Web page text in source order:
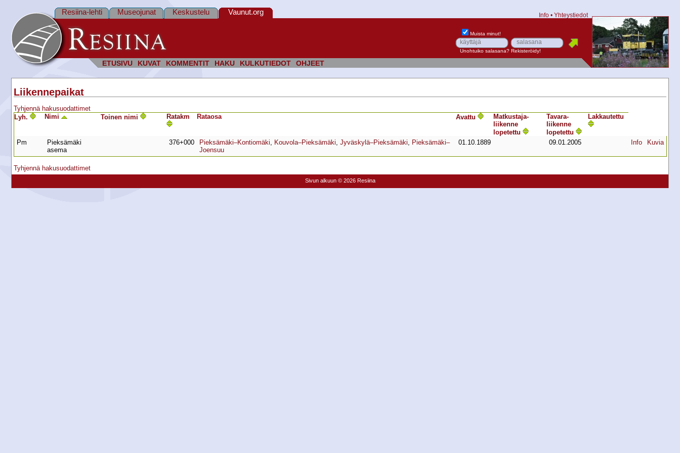
ETUSIVU KUVAT KOMMENTIT HAKU KULKUTIEDOT OHJEET
Resiina-lehti Museojunat Keskustelu Vaunut.org Info • Yhteystiedot
Muista minut!
Unohtuiko salasana? Rekisteröidy!
Liikennepaikat
Tyhjennä hakusuodattimet
Lyh.
Nimi Toinen nimi Ratakm Rata­osa Avattu
Matkustaja­
liikenne
lopetettu
Tavara­
liikenne
lopetettu
Lakkautettu
Pm
Pieksämäki
asema
376+000 Pieksämäki–Kontiomäki, Kouvola–Pieksämäki, Jyväskylä–Pieksämäki, Pieksämäki–
Joensuu
01.10.1889 09.01.2005 Info Kuvia
Tyhjennä hakusuodattimet
Sivun alkuun © 2026 Resiina